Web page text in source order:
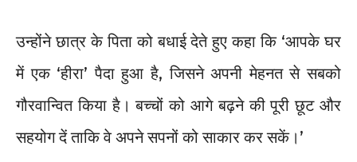
उन्होंने छात्र के पिता को बधाई देते हुए कहा कि ‘आपके घर
में एक ‘हीरा’ पैदा हुआ है, जिसने अपनी मेहनत से सबको
गौरवान्वित किया है। बच्चों को आगे बढ़ने की पूरी छूट और
सहयोग दें ताकि वे अपने सपनों को साकार कर सकें।’